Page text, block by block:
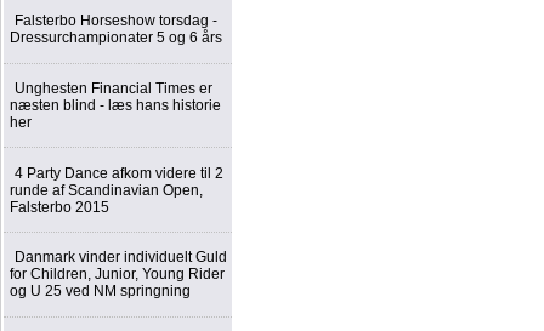
Falsterbo Horseshow torsdag -
Dressurchampionater 5 og 6 års
Unghesten Financial Times er
næsten blind - læs hans historie
her
4 Party Dance afkom videre til 2
runde af Scandinavian Open,
Falsterbo 2015
Danmark vinder individuelt Guld
for Children, Junior, Young Rider
og U 25 ved NM springning